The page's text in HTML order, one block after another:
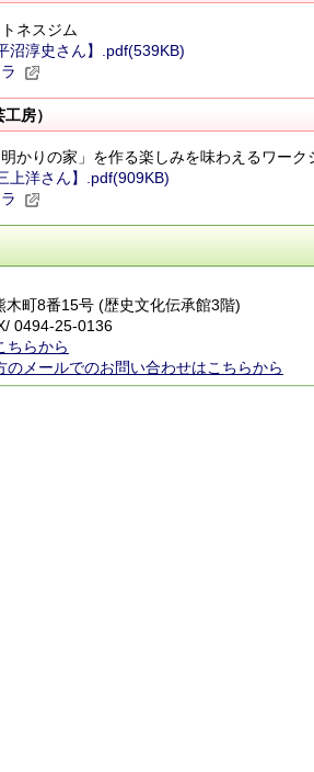
ネスジム
沼淳史さん】.pdf(539KB)
房）
かりの家」を作る楽しみを味わえるワーク
上洋さん】.pdf(909KB)
町8番15号 (歴史文化伝承館3階)
0494-25-0136
ちらから
メールでのお問い合わせはこちらから